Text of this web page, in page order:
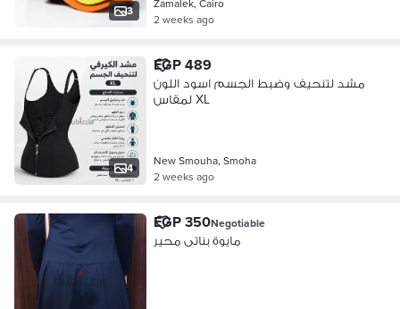
3
Zamalek, Cairo
2 weeks ago
4
EGP 489
مشد لتنحيف وضبط الجسم اسود اللون
لمقاس XL
New Smouha, Smoha
2 weeks ago
EGP 350Negotiable
مايوة بناتى محير